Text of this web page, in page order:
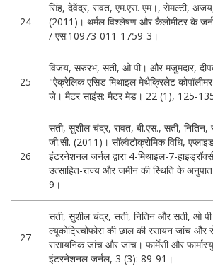
24
सिंह, देवेंद्र, रावत, एम.एस. एम।, सेमल्टी,
(2011)। थर्मल विश्लेषण और कैलोमीटर के
/ एस.10973-011-1759-3।
25
विजय, सरुरभ, सती, ओ पी। और मजुमदार,
"ऐक्रेलिक एसिड मिथाइल मेथैक्रिलेट
जे। मैटर साइंस: मैटर मेड। 22 (1), 125-
26
सती, सुशील चंद्र, रावत, बी.एस., सती,
जी.सी. (2011)। सॉल्वैटोक्रोमिक विधि,
इंटरनेशनल जर्नल द्वारा 4-मिथाइल-7-
उत्साहित-राज्य और जमीन की स्थिति के
9।
27
सती, सुशील चंद्र, सती, नितिन और सती, ओ
ल्यूकोट्रिचोफोरा की छाल की रसायन जांच और
रासायनिक जांच और जांच। फार्मेसी और
इंटरनेशनल जर्नल, 3 (3): 89-91।